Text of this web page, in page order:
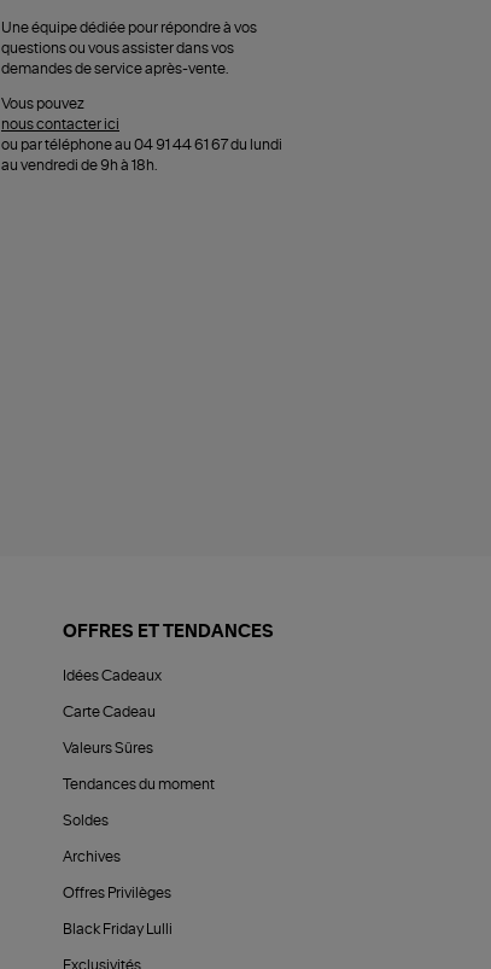
Une équipe dédiée pour répondre à vos
questions ou vous assister dans vos
demandes de service après-vente.
Vous pouvez
nous contacter ici
ou par téléphone au 04 91 44 61 67 du lundi
au vendredi de 9h à 18h.
OFFRES ET TENDANCES
Idées Cadeaux
Carte Cadeau
Valeurs Sûres
Tendances du moment
Soldes
Archives
Offres Privilèges
Black Friday Lulli
Exclusivités